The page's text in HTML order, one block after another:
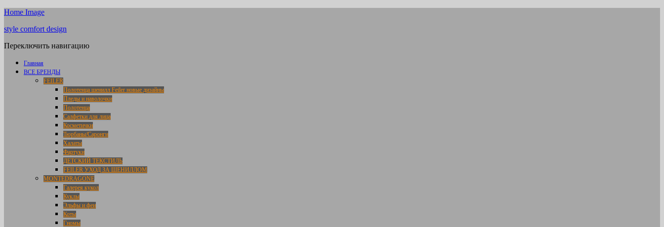
Home Image
style comfort design
Переключить навигацию
Главная
ВСЕ БРЕНДЫ
FEILER
Полотенца шенилл Feiler новые дизайны
Пледы и наволочки
Полотенца
Салфетки для лица
Косметички
Тюрбаны/Саронги
Халаты
Фартуки
ДЕТСКИЙ ТЕКСТИЛЬ
FEILER УХОД ЗА ШЕНИЛЛОМ
MONTEDRAGONE
Галерея кукол
Куклы
Эльфы и феи
Коты
Гномы